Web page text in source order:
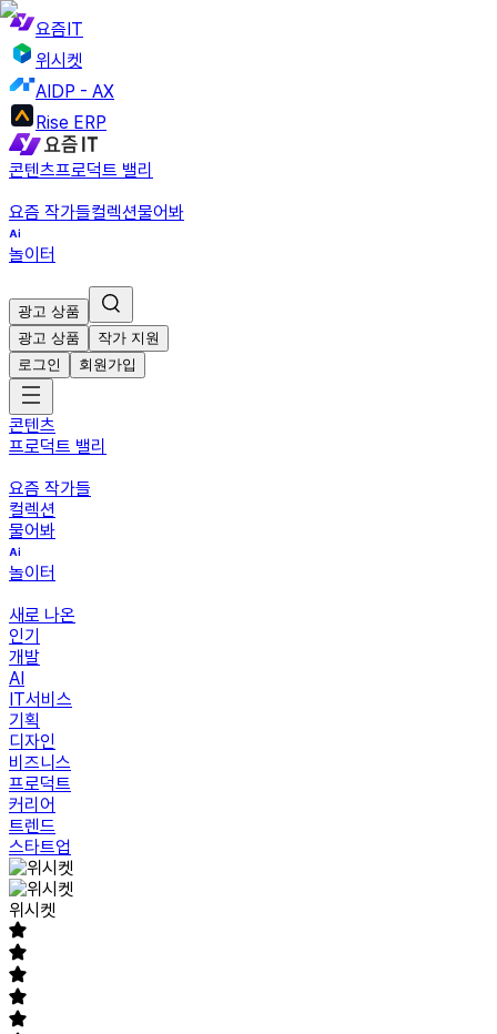
요즘IT
위시켓
AIDP - AX
Rise ERP
콘텐츠프로덕트 밸리
요즘 작가들컬렉션물어봐
놀이터
광고 상품
광고 상품
작가 지원
로그인
회원가입
콘텐츠
프로덕트 밸리
요즘 작가들
컬렉션
물어봐
놀이터
새로 나온
인기
개발
AI
IT서비스
기획
디자인
비즈니스
프로덕트
커리어
트렌드
스타트업
위시켓